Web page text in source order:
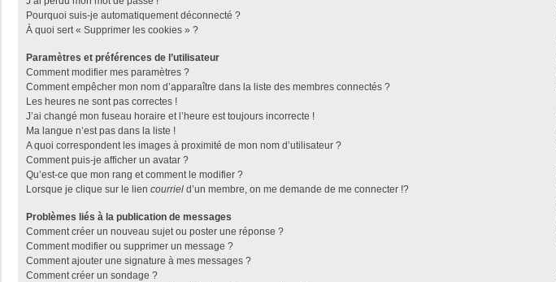
Pourquoi suis-je automatiquement déconnecté ?
À quoi sert « Supprimer les cookies » ?
Paramètres et préférences de l’utilisateur
Comment modifier mes paramètres ?
Comment empêcher mon nom d’apparaître dans la liste des membres connectés ?
Les heures ne sont pas correctes !
J’ai changé mon fuseau horaire et l’heure est toujours incorrecte !
Ma langue n’est pas dans la liste !
A quoi correspondent les images à proximité de mon nom d’utilisateur ?
Comment puis-je afficher un avatar ?
Qu’est-ce que mon rang et comment le modifier ?
Lorsque je clique sur le lien courriel d’un membre, on me demande de me connecter !?
Problèmes liés à la publication de messages
Comment créer un nouveau sujet ou poster une réponse ?
Comment modifier ou supprimer un message ?
Comment ajouter une signature à mes messages ?
Comment créer un sondage ?